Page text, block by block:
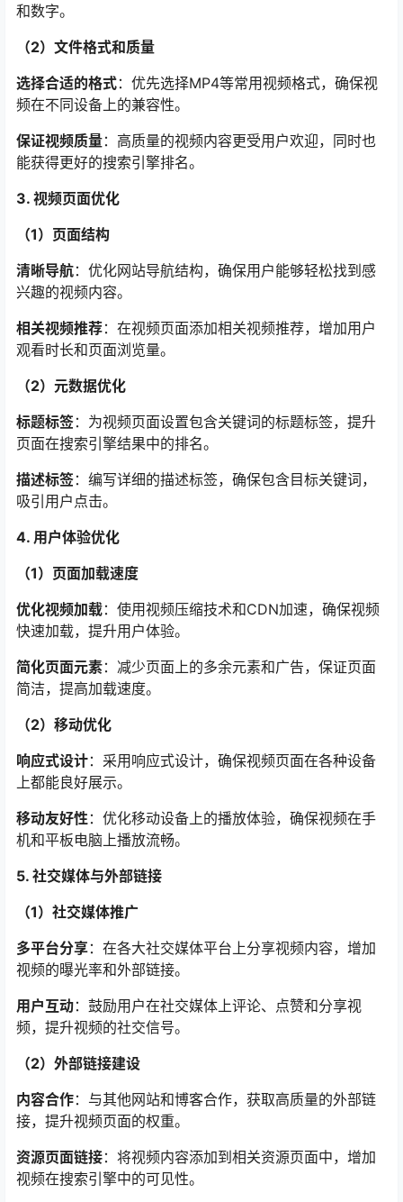
和数字。
（2）文件格式和质量
选择合适的格式：优先选择MP4等常用视频格式，确保视
频在不同设备上的兼容性。
保证视频质量：高质量的视频内容更受用户欢迎，同时也
能获得更好的搜索引擎排名。
3. 视频页面优化
（1）页面结构
清晰导航：优化网站导航结构，确保用户能够轻松找到感
兴趣的视频内容。
相关视频推荐：在视频页面添加相关视频推荐，增加用户
观看时长和页面浏览量。
（2）元数据优化
标题标签：为视频页面设置包含关键词的标题标签，提升
页面在搜索引擎结果中的排名。
描述标签：编写详细的描述标签，确保包含目标关键词，
吸引用户点击。
4. 用户体验优化
（1）页面加载速度
优化视频加载：使用视频压缩技术和CDN加速，确保视频
快速加载，提升用户体验。
简化页面元素：减少页面上的多余元素和广告，保证页面
简洁，提高加载速度。
（2）移动优化
响应式设计：采用响应式设计，确保视频页面在各种设备
上都能良好展示。
移动友好性：优化移动设备上的播放体验，确保视频在手
机和平板电脑上播放流畅。
5. 社交媒体与外部链接
（1）社交媒体推广
多平台分享：在各大社交媒体平台上分享视频内容，增加
视频的曝光率和外部链接。
用户互动：鼓励用户在社交媒体上评论、点赞和分享视
频，提升视频的社交信号。
（2）外部链接建设
内容合作：与其他网站和博客合作，获取高质量的外部链
接，提升视频页面的权重。
资源页面链接：将视频内容添加到相关资源页面中，增加
视频在搜索引擎中的可见性。